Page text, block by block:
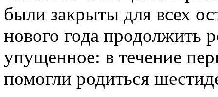
были закрыты для всех
нового года продолжить
упущенное: в течение
помогли родиться